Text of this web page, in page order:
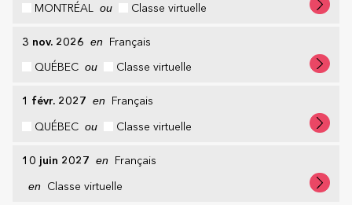
MONTRÉAL ou Classe virtuelle
3 nov. 2026 en
Français
QUÉBEC ou Classe virtuelle
1 févr. 2027 en
Français
QUÉBEC ou Classe virtuelle
10 juin 2027 en Français
en Classe virtuelle